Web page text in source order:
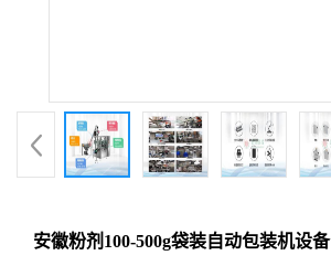
安徽粉剂100-500g袋装自动包装机设备